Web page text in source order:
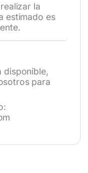
la
estimado es
disponible,
para